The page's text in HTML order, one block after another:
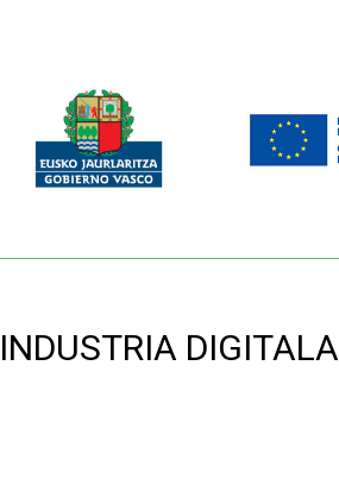
INDUSTRIA DIGITALA